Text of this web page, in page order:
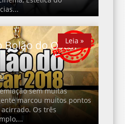
Bolão do Oscar
sem muitas
marcou muitos pontos
Os três
Leia »
Leia »